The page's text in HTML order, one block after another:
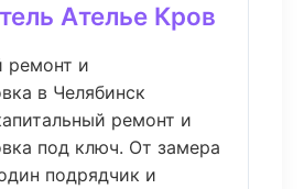
Ателье Кров
ремонт и
в Челябинск
ремонт и
под ключ. От замера
подрядчик и